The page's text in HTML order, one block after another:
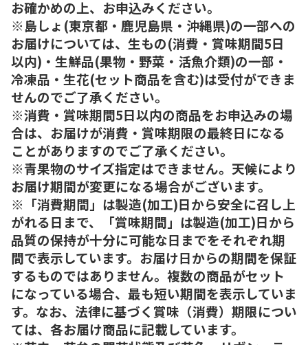
お確かめの上、お申込みください。
※島しょ(東京都・鹿児島県・沖縄県)の一部への
お届けについては、生もの(消費・賞味期間5日
以内)・生鮮品(果物・野菜・活魚介類)の一部・
冷凍品・生花(セット商品を含む)は受付ができま
せんのでご了承ください。
※消費・賞味期間5日以内の商品をお申込みの場
合は、お届けが消費・賞味期限の最終日になる
ことがありますのでご了承ください。
※青果物のサイズ指定はできません。天候により
お届け期間が変更になる場合がございます。
※「消費期間」は製造(加工)日から安全に召し上
がれる日まで、「賞味期間」は製造(加工)日から
品質の保持が十分に可能な日までをそれぞれ期
間で表示しています。お届け日からの期間を保証
するものではありません。複数の商品がセット
になっている場合、最も短い期間を表示していま
す。なお、法律に基づく賞味（消費）期限につい
ては、各お届け商品に記載しています。